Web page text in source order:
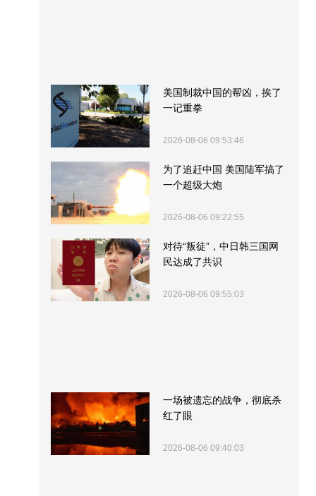
美国制裁中国的帮凶，挨了
一记重拳
2026-08-06 09:53:46
为了追赶中国 美国陆军搞了
一个超级大炮
2026-08-06 09:22:55
对待“叛徒”，中日韩三国网
民达成了共识
2026-08-06 09:55:03
一场被遗忘的战争，彻底杀
红了眼
2026-08-06 09:40:03